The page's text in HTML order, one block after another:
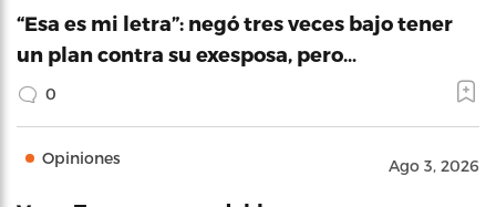
“Esa es mi letra”: negó tres veces bajo tener
un plan contra su exesposa, pero…
0
Opiniones Ago 3, 2026